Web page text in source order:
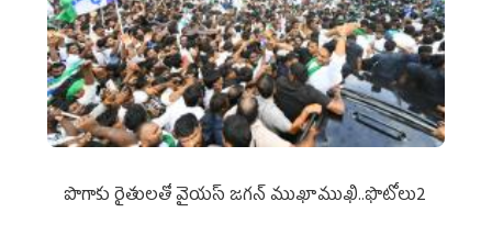
పొగాకు రైతుల‌తో వైయ‌స్ జ‌గ‌న్ ముఖాముఖి..ఫొటోలు2